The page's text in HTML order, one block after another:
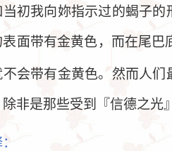
当初我向妳指示过的蝎子
表面带有金黄色，而在尾巴
不会带有金黄色。然而人
非是那些受到『信德之光